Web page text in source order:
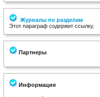
Журналы по разделам
Этот параграф содержит ссылку.
Партнеры
Информация